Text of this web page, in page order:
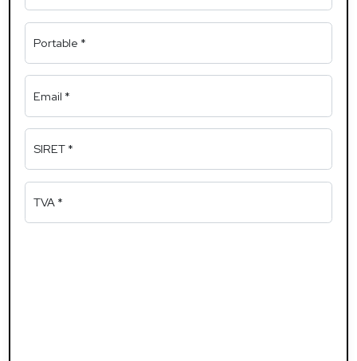
Portable *
Email *
SIRET *
TVA *